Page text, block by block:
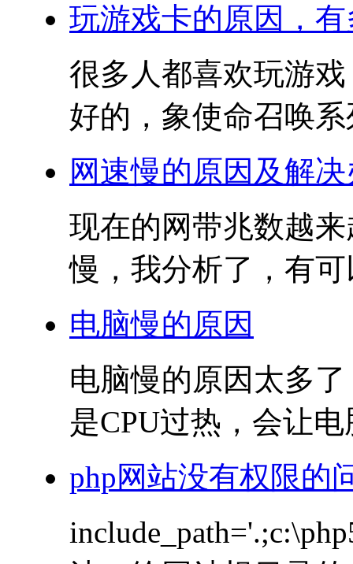
玩游戏卡的原因，
很多人都喜欢玩游
好的，象使命召唤
网速慢的原因及解
现在的网带兆数越
慢，我分析了，有
电脑慢的原因
电脑慢的原因太多
是CPU过热，会让
php网站没有权限的